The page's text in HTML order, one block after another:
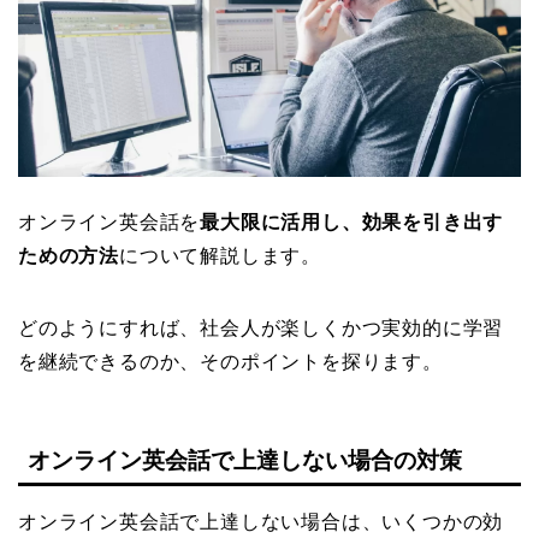
オンライン英会話を最大限に活用し、効果を引き出す
ための方法について解説します。
どのようにすれば、社会人が楽しくかつ実効的に学習
を継続できるのか、そのポイントを探ります。
オンライン英会話で上達しない場合の対策
オンライン英会話で上達しない場合は、いくつかの効